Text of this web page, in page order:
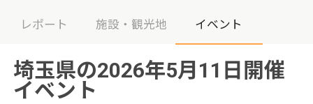
レポート 施設・観光地 イベント
埼玉県の2026年5月11日開催
イベント